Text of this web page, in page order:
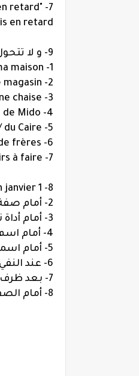
7- "être en retard" متأخر مع الأنسان وعكسها "être en avance" مبكرا:
en retard.
9- و لا تتحول إلي de في الحالات التالية:
1- la gare est loin de ma maison.
2- la maison est loin de ce magasin.
3- la table est en face d' une chaise.
4- j'habite à droite de Mido.
5- Assouan est loin de Guiza / du Caire.
6- Je n'ai pas de frères.
7- J’ai beaucoup de devoirs à faire
8- J’ai de bonnes notes en janvier
1- أمام صفة الملكية.
2- أمام صفة إشارة.
3- أمام أداة نكرة.
4- أمام اسم علم.
5- أمام اسماء جميع المدن عدا القاهرة والفيوم وسيناء.
6- عند النفي مع جميع أفعال الفرنسية عدا v .être
7- بعد ظرف الكمية.
8- أمام الصفة.